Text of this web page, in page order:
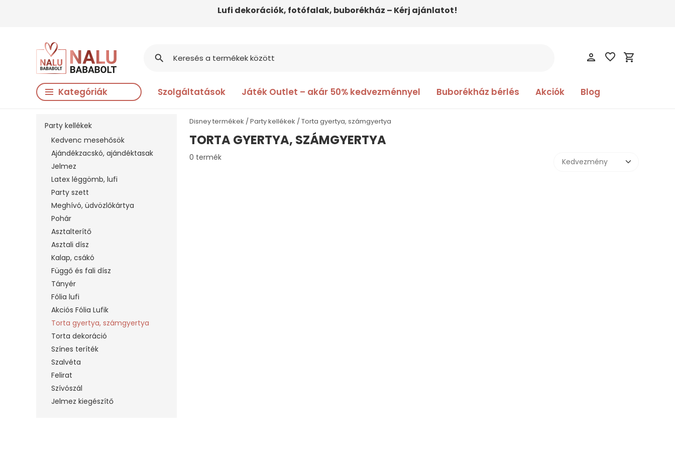
Lufi dekorációk, fotófalak, buborékház – Kérj ajánlatot!
Kategóriák Szolgáltatások Játék Outlet – akár 50% kedvezménnyel Buborékház bérlés Akciók Blog
person favorite_border shopping_cart
search
Party kellékek
Kedvenc mesehősök
Ajándékzacskó, ajándéktasak
Jelmez
Latex léggömb, lufi
Party szett
Meghívó, üdvözlőkártya
Pohár
Asztalterítő
Asztali dísz
Kalap, csákó
Függő és fali dísz
Tányér
Fólia lufi
Akciós Fólia Lufik
Torta gyertya, számgyertya
Torta dekoráció
Színes teríték
Szalvéta
Felirat
Szívószál
Jelmez kiegészítő
Disney termékek Party kellékek Torta gyertya, számgyertya
TORTA GYERTYA, SZÁMGYERTYA
0 termék